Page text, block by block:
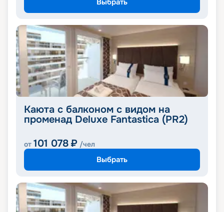
Каюта с балконом с видом на
променад Deluxe Fantastica (PR2)
от 101 078 ₽ /чел
Выбрать